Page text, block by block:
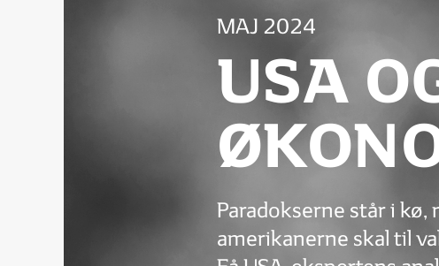
MAJ 2024
USA
Paradokserne står i kø,
amerikanerne skal til